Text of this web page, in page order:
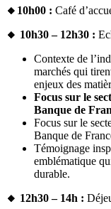
🔸 10h00 : Café
🔸 10h30 – 12h30 :
Contexte de
marchés qui
enjeux des
Focus sur le
Banque de
Focus sur le
Banque de
Témoignage
emblématique
durable.
🔸 12h30 – 14h :